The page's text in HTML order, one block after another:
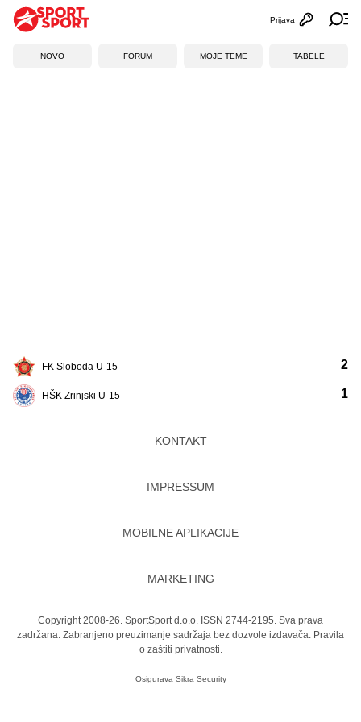
Otvori
Prijava
NOVO FORUM MOJE TEME TABELE
FK Sloboda U-15
HŠK Zrinjski U-15
2
1
KONTAKT
IMPRESSUM
MOBILNE APLIKACIJE
MARKETING
Copyright 2008-26. SportSport d.o.o. ISSN 2744-2195. Sva prava
zadržana. Zabranjeno preuzimanje sadržaja bez dozvole izdavača. Pravila
o zaštiti privatnosti.
Osigurava Sikra Security